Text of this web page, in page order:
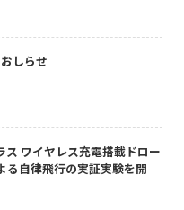
しらせ
ス ワイヤレス充電搭載ドロー
る自律飛行の実証実験を開